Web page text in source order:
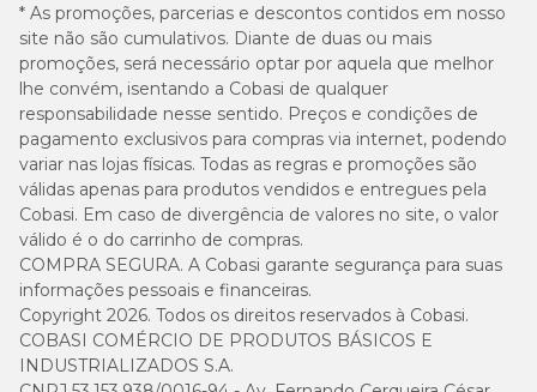
* As promoções, parcerias e descontos contidos em nosso
site não são cumulativos. Diante de duas ou mais
promoções, será necessário optar por aquela que melhor
lhe convém, isentando a Cobasi de qualquer
responsabilidade nesse sentido. Preços e condições de
pagamento exclusivos para compras via internet, podendo
variar nas lojas físicas. Todas as regras e promoções são
válidas apenas para produtos vendidos e entregues pela
Cobasi. Em caso de divergência de valores no site, o valor
válido é o do carrinho de compras.
COMPRA SEGURA. A Cobasi garante segurança para suas
informações pessoais e financeiras.
Copyright 2026. Todos os direitos reservados à Cobasi.
COBASI COMÉRCIO DE PRODUTOS BÁSICOS E
INDUSTRIALIZADOS S.A.